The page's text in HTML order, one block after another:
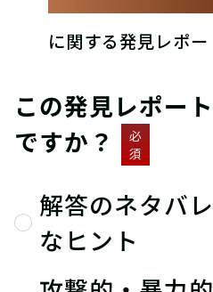
に関する発見レポ
この発見レポー
ですか？
必
須
解答のネタバ
なヒント